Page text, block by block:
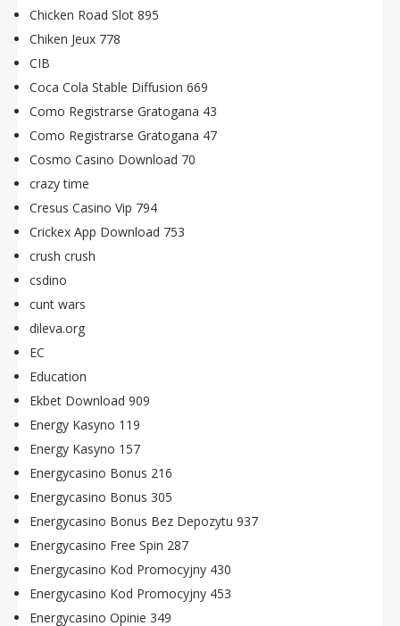
Chicken Road Slot 895
Chiken Jeux 778
CIB
Coca Cola Stable Diffusion 669
Como Registrarse Gratogana 43
Como Registrarse Gratogana 47
Cosmo Casino Download 70
crazy time
Cresus Casino Vip 794
Crickex App Download 753
crush crush
csdino
cunt wars
dileva.org
EC
Education
Ekbet Download 909
Energy Kasyno 119
Energy Kasyno 157
Energycasino Bonus 216
Energycasino Bonus 305
Energycasino Bonus Bez Depozytu 937
Energycasino Free Spin 287
Energycasino Kod Promocyjny 430
Energycasino Kod Promocyjny 453
Energycasino Opinie 349